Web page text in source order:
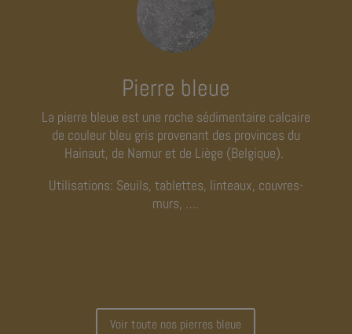
Pierre bleue
La pierre bleue est une roche sédimentaire calcaire
de couleur bleu gris provenant des provinces du
Hainaut, de Namur et de Liège (Belgique).
Utilisations: Seuils, tablettes, linteaux, couvres-
murs, ….
Voir toute nos pierres bleue